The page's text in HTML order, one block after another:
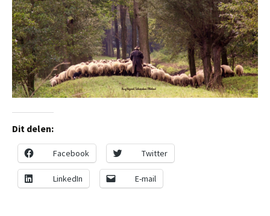
Dit delen:
Facebook Twitter
LinkedIn E-mail